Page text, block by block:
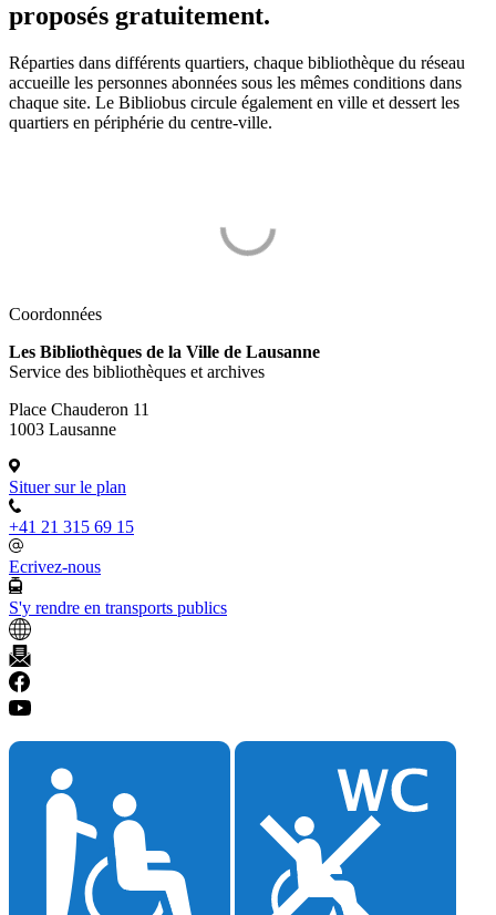
proposés gratuitement.
Réparties dans différents quartiers, chaque bibliothèque du réseau
accueille les personnes abonnées sous les mêmes conditions dans
chaque site. Le Bibliobus circule également en ville et dessert les
quartiers en périphérie du centre-ville.
Coordonnées
Les Bibliothèques de la Ville de Lausanne
Service des bibliothèques et archives
Place Chauderon 11
1003 Lausanne
Situer sur le plan
+41 21 315 69 15
Ecrivez-nous
S'y rendre en transports publics